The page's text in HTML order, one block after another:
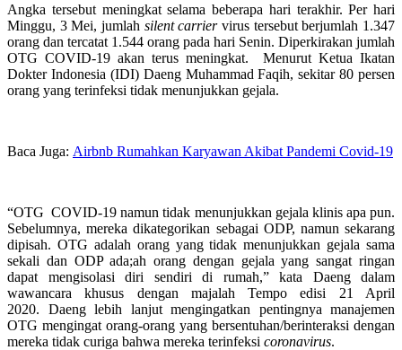
Angka tersebut meningkat selama beberapa hari terakhir. Per hari
Minggu, 3 Mei, jumlah silent carriervirus tersebut berjumlah 1.347
orang dan tercatat 1.544 orang pada hari Senin. Diperkirakan jumlah
OTG COVID-19 akan terus meningkat. Menurut Ketua Ikatan
Dokter Indonesia (IDI) Daeng Muhammad Faqih, sekitar 80 persen
orang yang terinfeksi tidak menunjukkan gejala.
Baca Juga: Airbnb Rumahkan Karyawan Akibat Pandemi Covid-19
“OTG COVID-19 namun tidak menunjukkan gejala klinis apa pun.
Sebelumnya, mereka dikategorikan sebagai ODP, namun sekarang
dipisah. OTG adalah orang yang tidak menunjukkan gejala sama
sekali dan ODP ada;ah orang dengan gejala yang sangat ringan
dapat mengisolasi diri sendiri di rumah,” kata Daeng dalam
wawancara khusus dengan majalah Tempo edisi 21 April
2020. Daeng lebih lanjut mengingatkan pentingnya manajemen
OTG mengingat orang-orang yang bersentuhan/berinteraksi dengan
mereka tidak curiga bahwa mereka terinfeksi coronavirus.